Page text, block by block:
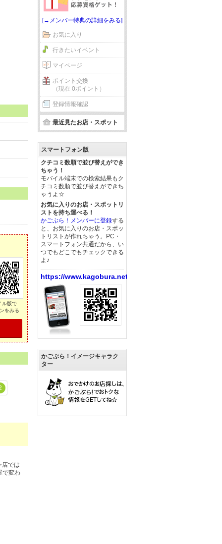
ル版で
をみる
店では
で変わ
[→メンバー特典の詳細をみる]
お気に入り
行きたいイベント
マイページ
ポイント交換
（現在 0ポイント）
登録情報確認
最近見たお店・スポット
スマートフォン版
クチコミ数順で並び替えができ
ちゃう！
モバイル端末での検索結果もク
チコミ数順で並び替えができち
ゃうよ☆
お気に入りのお店・スポットリ
ストを持ち運べる！
かごぶら！メンバーに登録する
と、お気に入りのお店・スポッ
トリストが作れちゃう。PC・
スマートフォン共通だから、い
つでもどこでもチェックできる
よ♪
https://www.kagobura.net/
かごぶら！イメージキャラク
ター